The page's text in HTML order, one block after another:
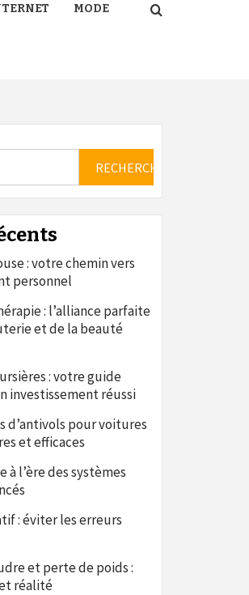
MODE
: votre chemin vers
personnel
: l’alliance parfaite
et de la beauté
: votre guide
investissement réussi
d’antivols pour voitures
et efficaces
l’ère des systèmes
: éviter les erreurs
et perte de poids :
réalité